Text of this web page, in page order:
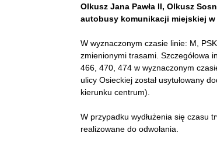
Olkusz Jana Pawła II, Olkusz
autobusy komunikacji miejskiej
W wyznaczonym czasie linie: M,
zmienionymi trasami. Szczegółowa
466, 470, 474 w wyznaczonym
ulicy Osieckiej został usytułowany
kierunku centrum).
W przypadku wydłużenia się czasu
realizowane do odwołania.